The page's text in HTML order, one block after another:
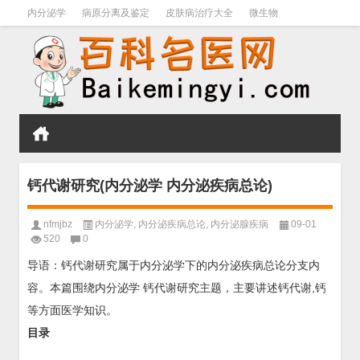
内分泌学 病原分离及鉴定 皮肤病治疗大全 微生物
皮肤病学 男科学 血液病学 心血管 口腔医学
钙代谢研究(内分泌学 内分泌疾病总论)
nfmjbz 内分泌学, 内分泌疾病总论, 内分泌腺疾病
09-01
520
0
导语：钙代谢研究属于内分泌学下的内分泌疾病总论分支内
容。本篇围绕内分泌学 钙代谢研究主题，主要讲述钙代谢,钙
等方面医学知识。
目录